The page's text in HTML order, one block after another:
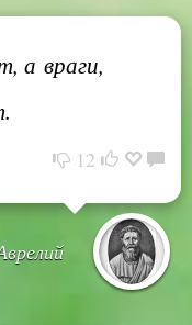
а враги,
12